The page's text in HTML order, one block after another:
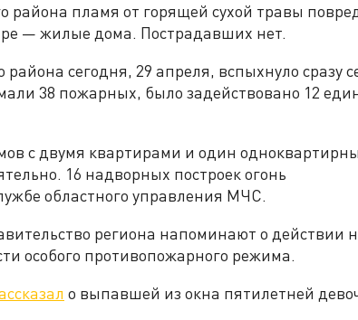
района пламя от горящей сухой травы
— жилые дома. Пострадавших нет.
сегодня, 29 апреля, вспыхнуло сразу
38 пожарных, было задействовано 12
с двумя квартирами и один
16 надворных построек огонь
областного управления МЧС.
региона напоминают о действии
особого противопожарного режима.
о выпавшей из окна пятилетней